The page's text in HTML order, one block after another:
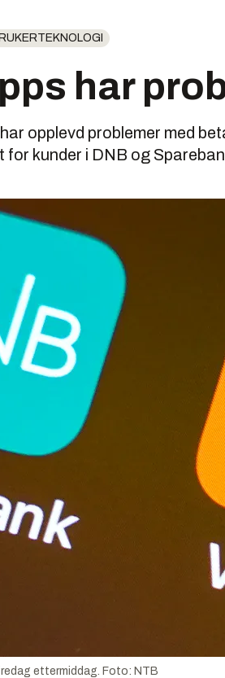
har
opplevd problemer med
for kunder i DNB og
ettermiddag. Foto: NTB